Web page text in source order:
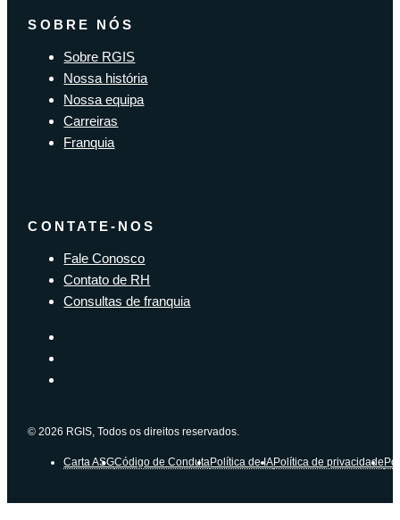
SOBRE NÓS
Sobre RGIS
Nossa história
Nossa equipa
Carreiras
Franquia
CONTATE-NOS
Fale Conosco
Contato de RH
Consultas de franquia
© 2026 RGIS, Todos os direitos reservados.
Carta ASGCódigo de CondutaPolítica de IAPolítica de privacidade